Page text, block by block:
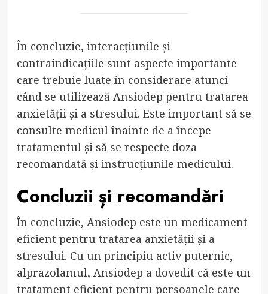
În concluzie, interacțiunile și
contraindicațiile sunt aspecte importante
care trebuie luate în considerare atunci
când se utilizează Ansiodep pentru tratarea
anxietății și a stresului. Este important să se
consulte medicul înainte de a începe
tratamentul și să se respecte doza
recomandată și instrucțiunile medicului.
Concluzii și recomandări
În concluzie, Ansiodep este un medicament
eficient pentru tratarea anxietății și a
stresului. Cu un principiu activ puternic,
alprazolamul, Ansiodep a dovedit că este un
tratament eficient pentru persoanele care